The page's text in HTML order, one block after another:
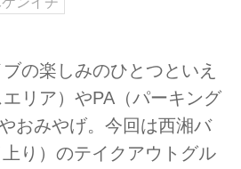
の楽しみのひとつといえ
リア）やPA（パーキング
おみやげ。今回は西湘バ
り）のテイクアウトグル